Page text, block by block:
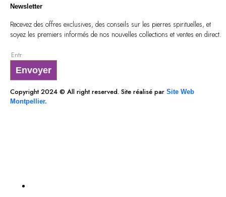
Newsletter
Recevez des offres exclusives, des conseils sur les pierres spirituelles, et
soyez les premiers informés de nos nouvelles collections et ventes en direct.
Envoyer
Copyright 2024 © All right reserved. Site réalisé par Site Web
Montpellier.